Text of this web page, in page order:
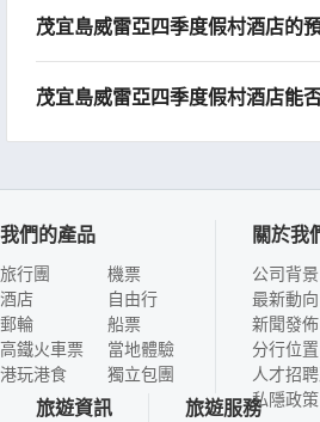
茂宜島威雷亞四季度假村酒店的
茂宜島威雷亞四季度假村酒店能
我們的產品
旅行團
酒店
郵輪
高鐵火車票
港玩港食
機票
自由行
船票
當地體驗
獨立包團
關於我
公司背景
最新動向
新聞發佈
分行位置
人才招
私隱政策
旅遊資訊 旅遊服務